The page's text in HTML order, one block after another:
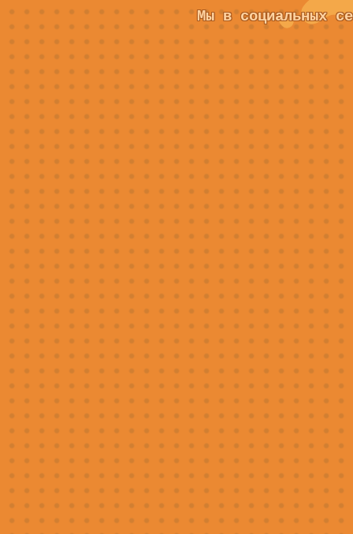
Мы в социальных